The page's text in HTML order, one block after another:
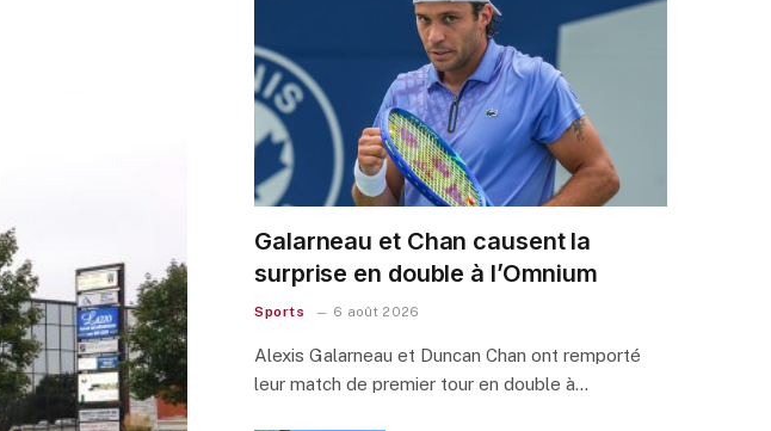
Galarneau et Chan causent la
surprise en double à l’Omnium
Sports 6 août 2026
Alexis Galarneau et Duncan Chan ont remporté
leur match de premier tour en double à…